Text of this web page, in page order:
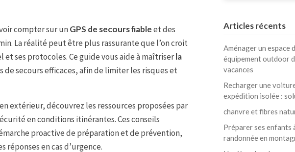
compter sur unGPS de secours fiableet des
La réalité peut être plus rassurante que l’on croit
ses protocoles. Ce guide vous aide à maîtriserla
de secours efficaces, afin de limiter les risques et
extérieur, découvrez les ressources proposées par
en conditions itinérantes. Ces conseils
proactive de préparation et de prévention,
réponses en cas d’urgence.
Articles récents
Aménager un espace
équipement outdoor
vacances
Recharger une
expédition isolée :
chanvre et fibres
Préparer ses enfants
randonnée en